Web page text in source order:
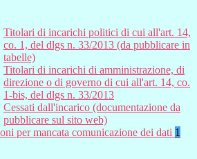
Titolari di incarichi politici di cui all'art. 14,
co. 1, del dlgs n. 33/2013 (da pubblicare in
tabelle)
Titolari di incarichi di amministrazione, di
direzione o di governo di cui all'art. 14, co.
1-bis, del dlgs n. 33/2013
Cessati dall'incarico (documentazione da
pubblicare sul sito web)
per mancata comunicazione dei dati 1